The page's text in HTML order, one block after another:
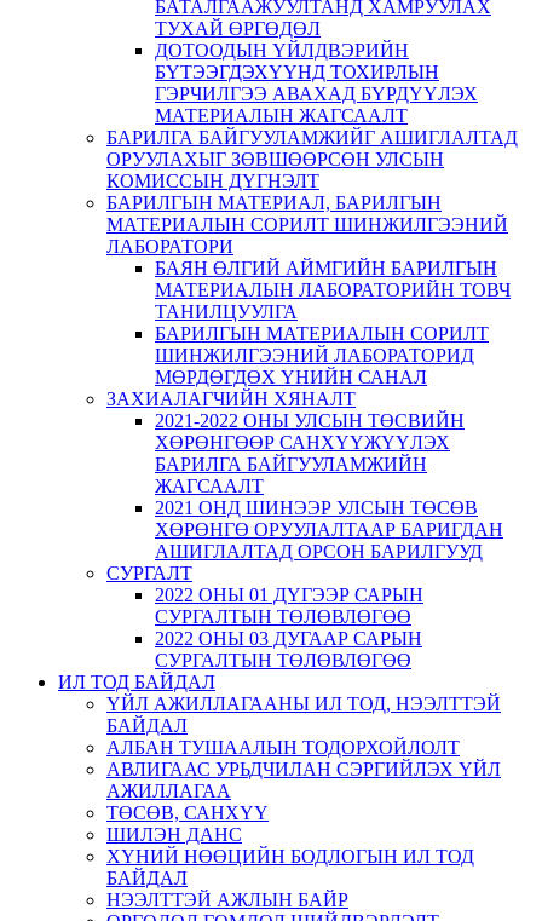
БАТАЛГААЖУУЛТАНД ХАМРУУЛАХ
ТУХАЙ ӨРГӨДӨЛ
ДОТООДЫН ҮЙЛДВЭРИЙН
БҮТЭЭГДЭХҮҮНД ТОХИРЛЫН
ГЭРЧИЛГЭЭ АВАХАД БҮРДҮҮЛЭХ
МАТЕРИАЛЫН ЖАГСААЛТ
БАРИЛГА БАЙГУУЛАМЖИЙГ АШИГЛАЛТАД
ОРУУЛАХЫГ ЗӨВШӨӨРСӨН УЛСЫН
КОМИССЫН ДҮГНЭЛТ
БАРИЛГЫН МАТЕРИАЛ, БАРИЛГЫН
МАТЕРИАЛЫН СОРИЛТ ШИНЖИЛГЭЭНИЙ
ЛАБОРАТОРИ
БАЯН ӨЛГИЙ АЙМГИЙН БАРИЛГЫН
МАТЕРИАЛЫН ЛАБОРАТОРИЙН ТОВЧ
ТАНИЛЦУУЛГА
БАРИЛГЫН МАТЕРИАЛЫН СОРИЛТ
ШИНЖИЛГЭЭНИЙ ЛАБОРАТОРИД
МӨРДӨГДӨХ ҮНИЙН САНАЛ
ЗАХИАЛАГЧИЙН ХЯНАЛТ
2021-2022 ОНЫ УЛСЫН ТӨСВИЙН
ХӨРӨНГӨӨР САНХҮҮЖҮҮЛЭХ
БАРИЛГА БАЙГУУЛАМЖИЙН
ЖАГСААЛТ
2021 ОНД ШИНЭЭР УЛСЫН ТӨСӨВ
ХӨРӨНГӨ ОРУУЛАЛТААР БАРИГДАН
АШИГЛАЛТАД ОРСОН БАРИЛГУУД
СУРГАЛТ
2022 ОНЫ 01 ДҮГЭЭР САРЫН
СУРГАЛТЫН ТӨЛӨВЛӨГӨӨ
2022 ОНЫ 03 ДУГААР САРЫН
СУРГАЛТЫН ТӨЛӨВЛӨГӨӨ
ИЛ ТОД БАЙДАЛ
ҮЙЛ АЖИЛЛАГААНЫ ИЛ ТОД, НЭЭЛТТЭЙ
БАЙДАЛ
АЛБАН ТУШААЛЫН ТОДОРХОЙЛОЛТ
АВЛИГААС УРЬДЧИЛАН СЭРГИЙЛЭХ ҮЙЛ
АЖИЛЛАГАА
ТӨСӨВ, САНХҮҮ
ШИЛЭН ДАНС
ХҮНИЙ НӨӨЦИЙН БОДЛОГЫН ИЛ ТОД
БАЙДАЛ
НЭЭЛТТЭЙ АЖЛЫН БАЙР